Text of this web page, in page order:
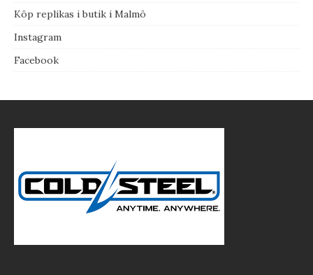
Köp replikas i butik i Malmö
Instagram
Facebook